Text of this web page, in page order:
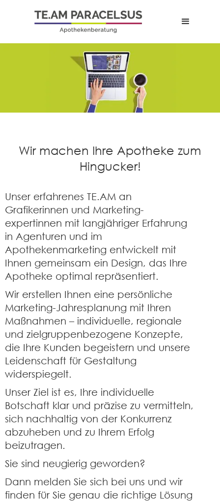
Marketing für Apotheken
Wir machen Ihre Apotheke zum
Hingucker!
Unser erfahrenes TE.AM an
Grafikerinnen und Marketing­
expertinnen mit langjähriger Erfahrung
in Agenturen und im
Apothekenmarketing entwickelt mit
Ihnen gemeinsam ein Design, das Ihre
Apotheke optimal repräsentiert.
Wir erstellen Ihnen eine persönliche
Marketing-Jahresplanung mit Ihren
Maßnahmen – individuelle, regionale
und zielgruppenbezogene Konzepte,
die Ihre Kunden begeistern und unsere
Leidenschaft für Gestaltung
widerspiegelt.
Unser Ziel ist es, Ihre individuelle
Botschaft klar und präzise zu vermitteln,
sich nachhaltig von der Konkurrenz
abzu­heben und zu Ihrem Erfolg
beizutragen.
Sie sind neugierig geworden?
Dann melden Sie sich bei uns und wir
finden für Sie genau die richtige Lösung